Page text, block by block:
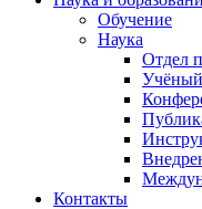
Обучение
Наука
Отдел
Учёный
Контакты